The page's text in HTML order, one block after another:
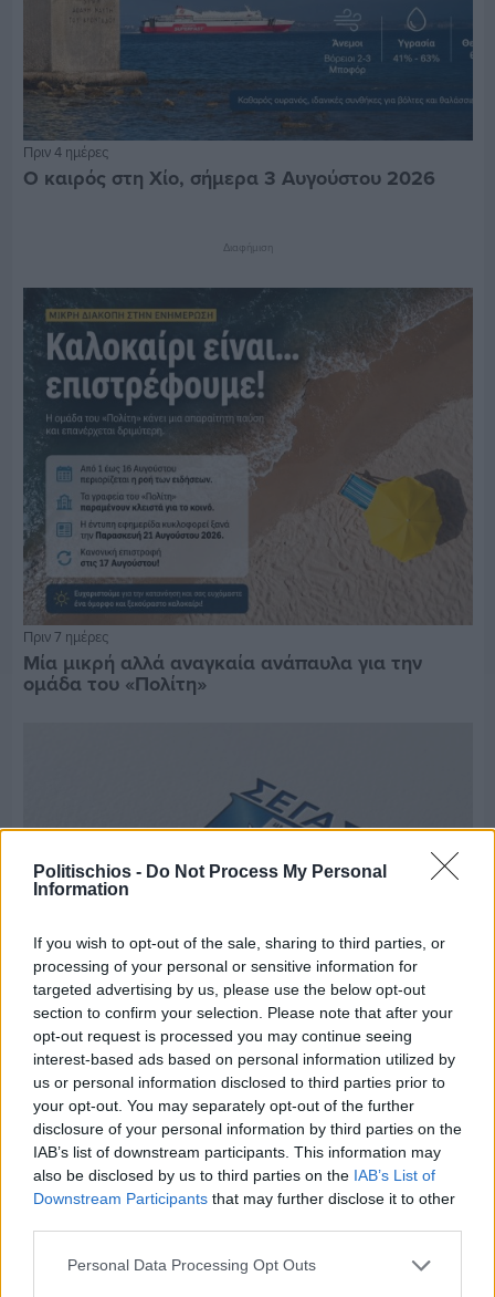
Politischios - Do Not Process My Personal
Information
If you wish to opt-out of the sale, sharing to third parties, or
processing of your personal or sensitive information for
targeted advertising by us, please use the below opt-out
section to confirm your selection. Please note that after your
opt-out request is processed you may continue seeing
interest-based ads based on personal information utilized by
us or personal information disclosed to third parties prior to
your opt-out. You may separately opt-out of the further
disclosure of your personal information by third parties on the
IAB’s list of downstream participants. This information may
also be disclosed by us to third parties on the IAB’s List of
Downstream Participants that may further disclose it to other
Personal Data Processing Opt Outs
Πριν 4 ημέρες
Ο καιρός στη Χίο, σήμερα 3 Αυγούστου 2026
Διαφήμιση
Πριν 7 ημέρες
Μία μικρή αλλά αναγκαία ανάπαυλα για την
ομάδα του «Πολίτη»
Πριν 7 ημέρες
Τρίτος στη σφαιροβολία στη διεθνή συνάντηση
Ελλάδας–Κύπρου Κ18 ο Δημήτρης Τέλλιος